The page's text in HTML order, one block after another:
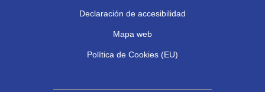
Declaración de accesibilidad
Mapa web
Política de Cookies (EU)